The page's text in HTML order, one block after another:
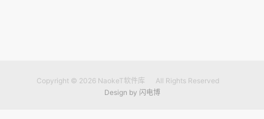
Copyright © 2026 NaokeT软件库
All Rights Reserved
Design by 闪电博